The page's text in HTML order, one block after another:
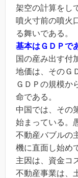
架空の計算をし
噴火寸前の噴火
る舞いである。
基本はＧＤＰで
国の産み出す付
地価は、そのＧ
ＧＤＰの規模か
命である。
中国では、その
始まっている。
不動産バブルの
機に直面し始め
主因は、資金コ
不動産事業は、